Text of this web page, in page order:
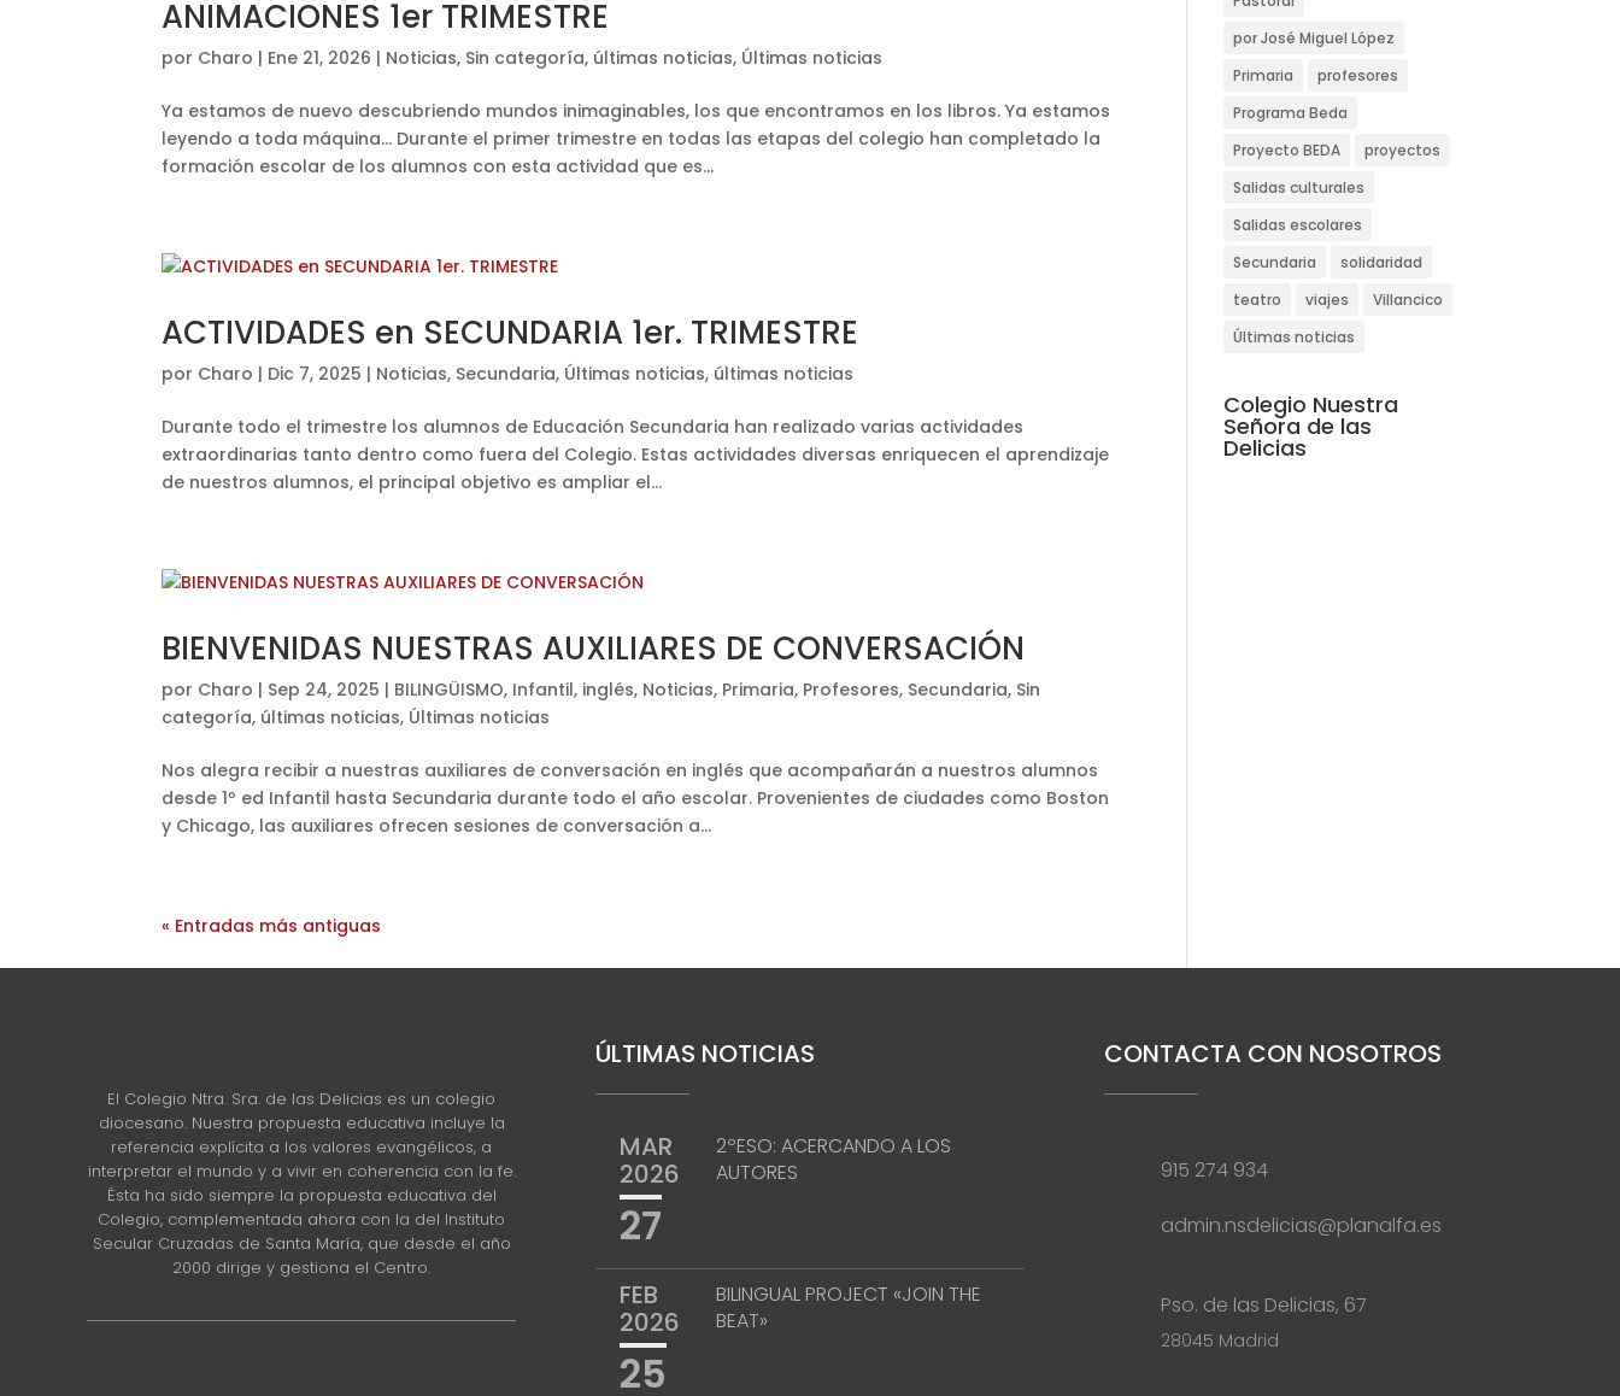
ANIMACIONES 1er TRIMESTRE
por Charo | Ene 21, 2026 | Noticias, Sin categoría, últimas noticias, Últimas noticias
Ya estamos de nuevo descubriendo mundos inimaginables, los que encontramos en los libros. Ya estamos
leyendo a toda máquina… Durante el primer trimestre en todas las etapas del colegio han completado la
formación escolar de los alumnos con esta actividad que es...
ACTIVIDADES en SECUNDARIA 1er. TRIMESTRE
por Charo | Dic 7, 2025 | Noticias, Secundaria, Últimas noticias, últimas noticias
Durante todo el trimestre los alumnos de Educación Secundaria han realizado varias actividades
extraordinarias tanto dentro como fuera del Colegio. Estas actividades diversas enriquecen el aprendizaje
de nuestros alumnos, el principal objetivo es ampliar el...
BIENVENIDAS NUESTRAS AUXILIARES DE CONVERSACIÓN
por Charo | Sep 24, 2025 | BILINGÜISMO, Infantil, inglés, Noticias, Primaria, Profesores, Secundaria, Sin
categoría, últimas noticias, Últimas noticias
Nos alegra recibir a nuestras auxiliares de conversación en inglés que acompañarán a nuestros alumnos
desde 1º ed Infantil hasta Secundaria durante todo el año escolar. Provenientes de ciudades como Boston
y Chicago, las auxiliares ofrecen sesiones de conversación a...
« Entradas más antiguas
por José Miguel López
Primaria
profesores
Programa Beda
Proyecto BEDA
proyectos
Salidas culturales
Salidas escolares
Secundaria
solidaridad
teatro
viajes
Villancico
Últimas noticias
Colegio Nuestra
Señora de las
Delicias
El Colegio Ntra. Sra. de las Delicias es un colegio
diocesano. Nuestra propuesta educativa incluye la
referencia explícita a los valores evangélicos, a
interpretar el mundo y a vivir en coherencia con la fe.
Ésta ha sido siempre la propuesta educativa del
Colegio, complementada ahora con la del Instituto
Secular Cruzadas de Santa María, que desde el año
2000 dirige y gestiona el Centro.
ÚLTIMAS NOTICIAS
MAR
2026
27
2ºESO: ACERCANDO A LOS
AUTORES
FEB
2026
25
BILINGUAL PROJECT «JOIN THE
BEAT»
CONTACTA CON NOSOTROS
915 274 934
admin.nsdelicias@planalfa.es
Pso. de las Delicias, 67
28045 Madrid